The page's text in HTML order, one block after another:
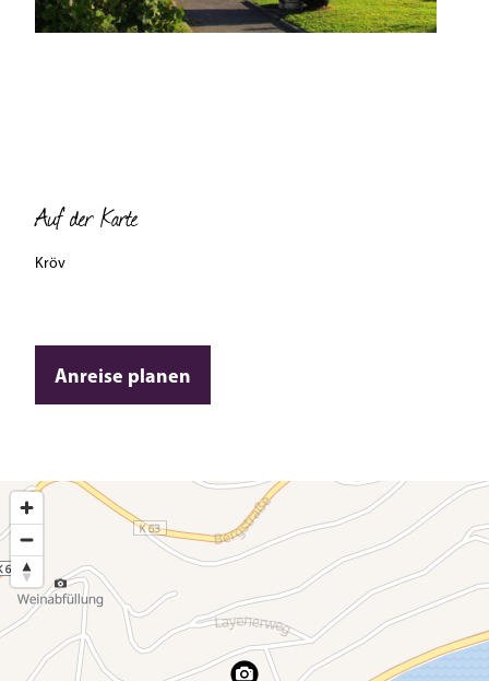
Auf der Karte
Kröv
Anreise planen